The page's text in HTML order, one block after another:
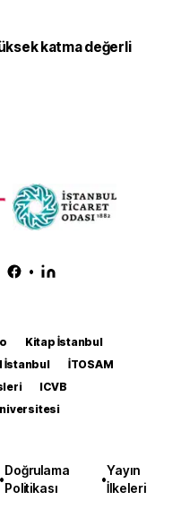
katma değerli
•
Kitap İstanbul
İstanbul
İTOSAM
ICVB
•
Doğrulama
Politikası
•
Yayın
İlkeleri